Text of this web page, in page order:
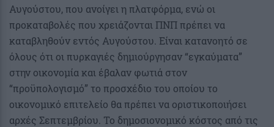
Αυγούστου, που ανοίγει η πλατφόρμα, ενώ οι
προκαταβολές που χρειάζονται ΠΝΠ πρέπει να
καταβληθούν εντός Αυγούστου. Είναι κατανοητό σε
όλους ότι οι πυρκαγιές δημιούργησαν “εγκαύματα”
στην οικονομία και έβαλαν φωτιά στον
“προϋπολογισμό” το προσχέδιο του οποίου το
οικονομικό επιτελείο θα πρέπει να οριστικοποιήσει
αρχές Σεπτεμβρίου. Το δημοσιονομικό κόστος από τις